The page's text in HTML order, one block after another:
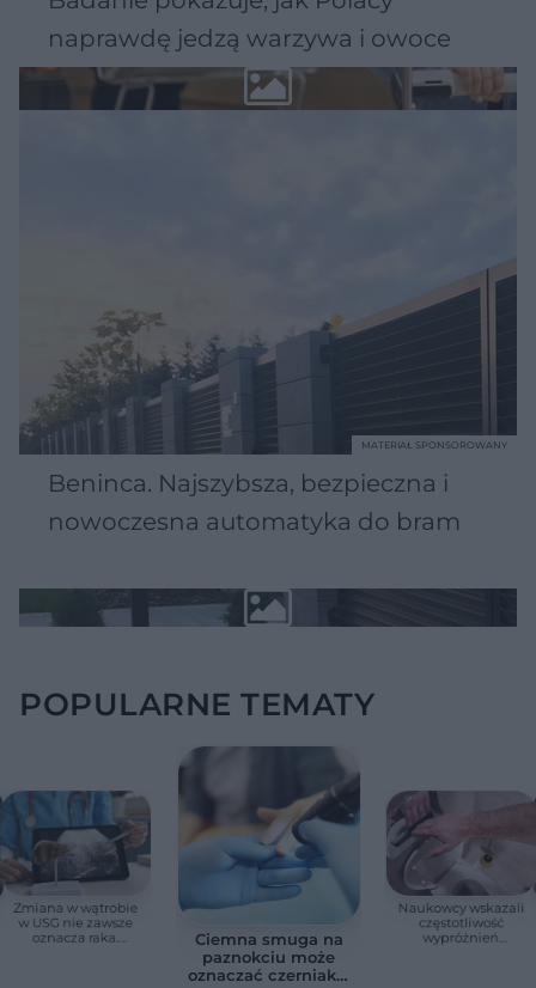
naprawdę jedzą warzywa i owoce
Beninca. Najszybsza, bezpieczna i
nowoczesna automatyka do bram
MATERIAŁ SPONSOROWANY
POPULARNE TEMATY
Zmiana w wątrobie
w USG nie zawsze
oznacza raka.
Ciemna smuga na
paznokciu może
oznaczać czerniaka.
Naukowcy wskazali
częstotliwość
wypróżnień